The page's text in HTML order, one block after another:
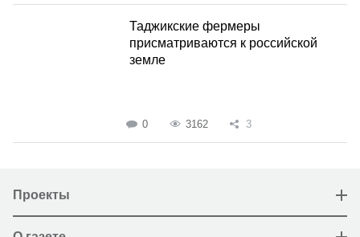
Таджикские фермеры
присматриваются к российской
земле
0 3162 3
Проекты